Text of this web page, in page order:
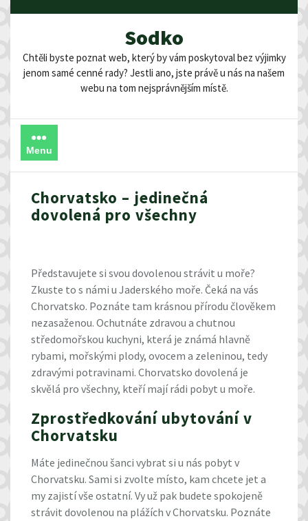
Sodko
Chtěli byste poznat web, který by vám poskytoval bez výjimky
jenom samé cenné rady? Jestli ano, jste právě u nás na našem
webu na tom nejsprávnějším místě.
Menu
Chorvatsko – jedinečná
dovolená pro všechny
Představujete si svou dovolenou strávit u moře?
Zkuste to s námi u Jaderského moře. Čeká na vás
Chorvatsko. Poznáte tam krásnou přírodu člověkem
nezasaženou. Ochutnáte zdravou a chutnou
středomořskou kuchyni, která je známá hlavně
rybami, mořskými plody, ovocem a zeleninou, tedy
zdravými potravinami. Chorvatsko dovolená je
skvělá pro všechny, kteří mají rádi pobyt u moře.
Zprostředkování ubytování v
Chorvatsku
Máte jedinečnou šanci vybrat si u nás pobyt v
Chorvatsku. Sami si zvolte místo, kam chcete jet a
my zajistí vše ostatní. Vy už pak budete spokojeně
strávit dovolenou na plážích v Chorvatsku. Poznáte